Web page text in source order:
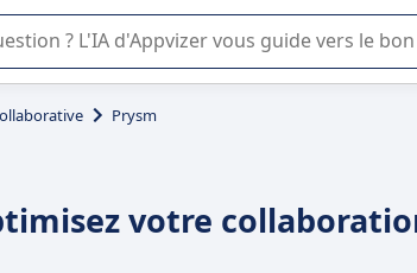
vous guide dans l'utilisation ou la sélection
Prysm
votre